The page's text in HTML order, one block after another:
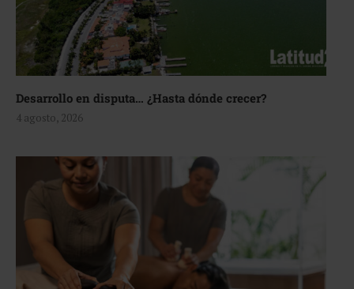
Desarrollo en disputa… ¿Hasta dónde crecer?
4 agosto, 2026